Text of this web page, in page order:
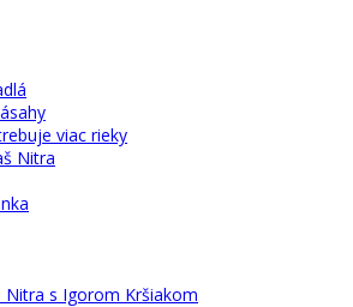
viac rieky
Nitra
Nitra s Igorom Kršiakom